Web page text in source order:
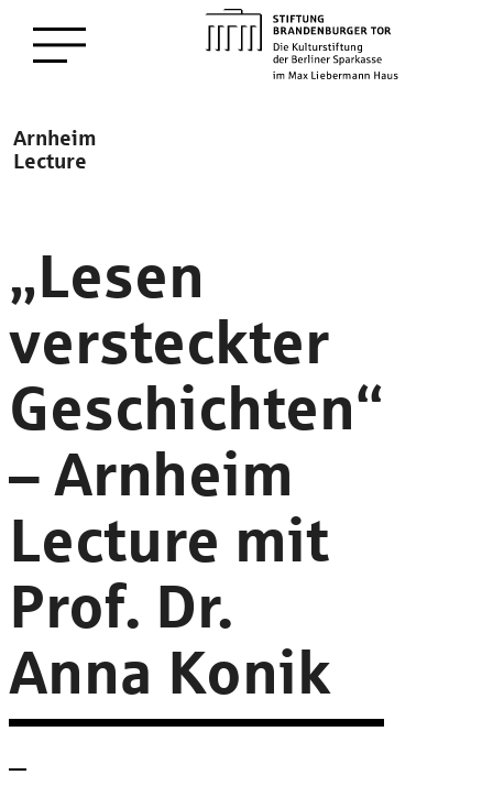
Hauptinhalt
Arnheim
Lecture
„Lesen
versteckter
Geschichten“
– Arnheim
Lecture mit
Prof. Dr.
Anna Konik